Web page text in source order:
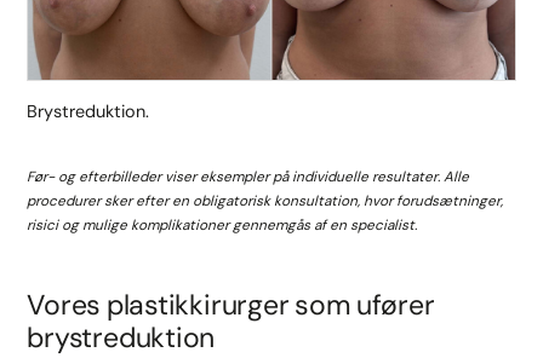
Brystreduktion.
Før- og efterbilleder viser eksempler på individuelle resultater. Alle
procedurer sker efter en obligatorisk konsultation, hvor forudsætninger,
risici og mulige komplikationer gennemgås af en specialist.
Vores plastikkirurger som ufører
brystreduktion